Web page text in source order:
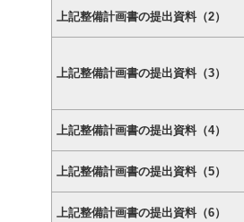
上記整備計画書の提出資料（2）
上記整備計画書の提出資料（3）
上記整備計画書の提出資料（4）
上記整備計画書の提出資料（5）
上記整備計画書の提出資料（6）